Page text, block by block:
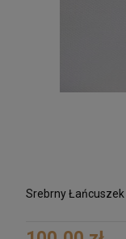
Srebrny